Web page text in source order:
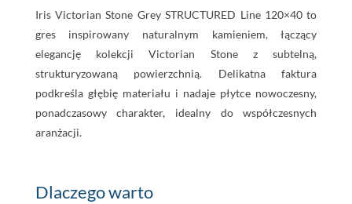
Iris Victorian Stone Grey STRUCTURED Line 120×40 to
gres inspirowany naturalnym kamieniem, łączący
elegancję kolekcji Victorian Stone z subtelną,
strukturyzowaną powierzchnią. Delikatna faktura
podkreśla głębię materiału i nadaje płytce nowoczesny,
ponadczasowy charakter, idealny do współczesnych
aranżacji.
Dlaczego warto